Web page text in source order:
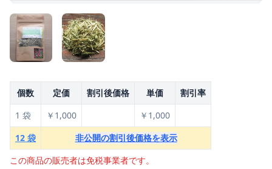
個数 定価 割引後価格 単価
割引率
1 袋
￥1,000
￥1,000
12 袋
非公開の割引後価格を表示
この商品の販売者は免税事業者です。